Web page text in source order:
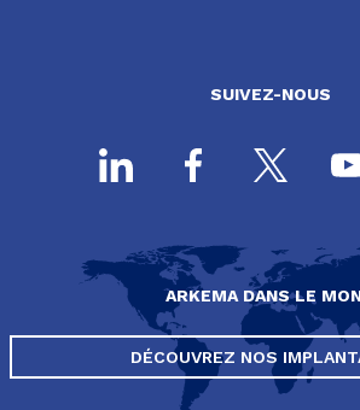
SUIVEZ-NOUS
ARKEMA DANS LE
DÉCOUVREZ NOS